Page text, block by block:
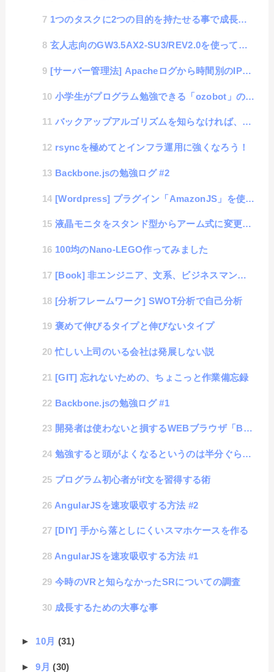
1つのタスクに2つの目的を持たせる事で成長を加速させる
玄人志向のGW3.5AX2-SU3/REV2.0を使って大容量NAS構築手記 #1
[サーバー管理法] Apacheログから時間別のIPアドレスのコネクト数を取得
小学生がプログラム勉強できる「ozobot」の使用レポート
バックアップアルゴリズムを知らなければ、これからの時代苦労するかも
rsyncを極めてとインフラ運用に強くなろう！
Backbone.jsの勉強ログ #2
[Wordpress] プラグイン「AmazonJS」を使ってアフェリエイトのUIデザイン向上
液晶モニタをスタンド型からアーム式に変更するだけで、色々解決する事
100均のNano-LEGO作ってみました
[Book] 非エンジニア、文系、ビジネスマンのための人工知能入門: 数式が苦手なあなたにオススメ
[分析フレームワーク] SWOT分析で自己分析
褒めて伸びるタイプと伸びないタイプ
忙しい上司のいる会社は発展しない説
[GIT] 忘れないための、ちょこっと作業備忘録
Backbone.jsの勉強ログ #1
開発者は使わないと損するWEBブラウザ「BLISK」
勉強すると頭がよくなるというのは半分ぐらいウソかもしれない
プログラム初心者がif文を習得する術
AngularJSを速攻吸収する方法 #2
[DIY] 手から落としにくいスマホケースを作る
AngularJSを速攻吸収する方法 #1
今時のVRと知らなかったSRについての調査
成長するための大事な事
► 10月 (31)
►9月(30)